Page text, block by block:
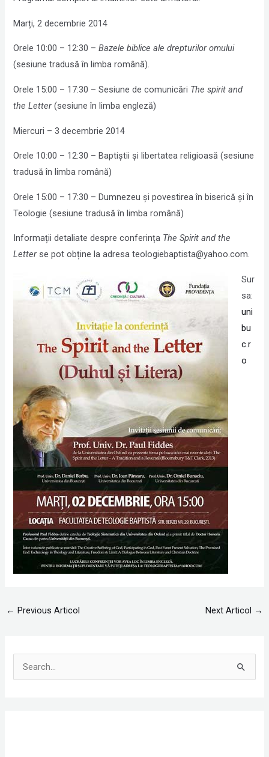
Marți, 2 decembrie 2014
Orele 10:00 – 12:30 –Bazele biblice ale drepturilor omului
(sesiune tradusă în limba română).
Orele 15:00 – 17:30 – Sesiune de comunicări The spirit and
the Letter (sesiune în limba engleză)
Miercuri – 3 decembrie 2014
Orele 10:00 – 12:30 – Baptiștii și libertatea religioasă (sesiune
tradusă în limba română)
Orele 15:00 – 17:30 – Dumnezeu și povestirea în biserică și în
Teologie (sesiune tradusă în limba română)
Informații detaliate despre conferința The Spirit and the
Letter se pot obține la adresa teologiebaptista@yahoo.com.
Sur
sa:
uni
bu
c.r
o
← Previous Articol Next Articol →